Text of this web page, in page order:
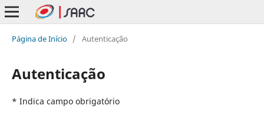
Página de Início / Autenticação
Autenticação
* Indica campo obrigatório